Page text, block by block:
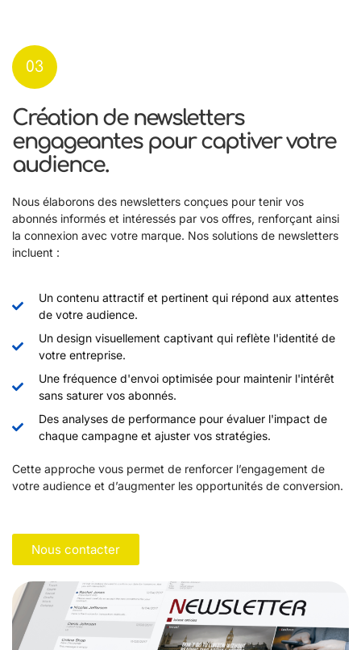
03
Création de newsletters
engageantes pour captiver votre
audience.
Nous élaborons des newsletters conçues pour tenir vos
abonnés informés et intéressés par vos offres, renforçant ainsi
la connexion avec votre marque. Nos solutions de newsletters
incluent :
Un contenu attractif et pertinent qui répond aux attentes
de votre audience.
Un design visuellement captivant qui reflète l'identité de
votre entreprise.
Une fréquence d'envoi optimisée pour maintenir l'intérêt
sans saturer vos abonnés.
Des analyses de performance pour évaluer l'impact de
chaque campagne et ajuster vos stratégies.
Cette approche vous permet de renforcer l’engagement de
votre audience et d’augmenter les opportunités de conversion.
Nous contacter